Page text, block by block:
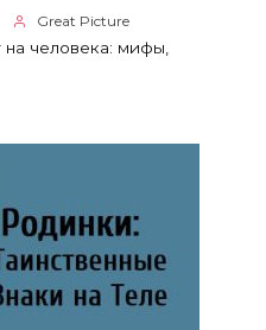
Great Picture
на человека: мифы,